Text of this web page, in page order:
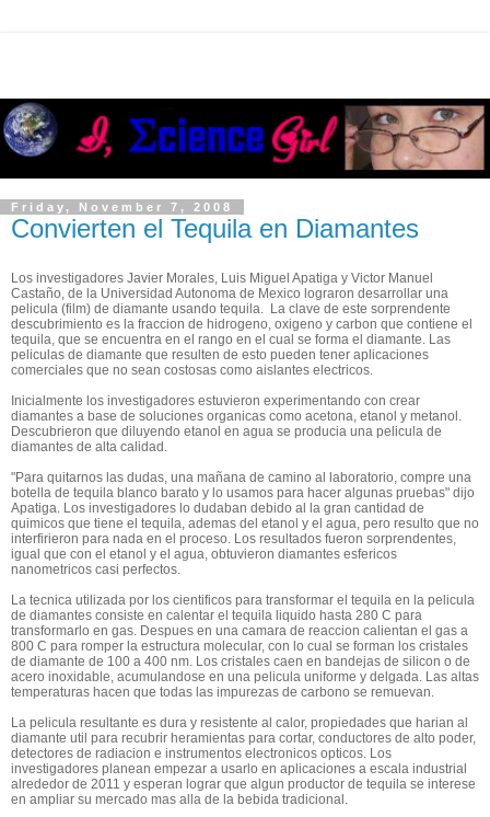
Friday, November 7, 2008
Convierten el Tequila en Diamantes
Los investigadores Javier Morales, Luis Miguel Apatiga y Victor Manuel
Castaño, de la Universidad Autonoma de Mexico lograron desarrollar una
pelicula (film) de diamante usando tequila. La clave de este sorprendente
descubrimiento es la fraccion de hidrogeno, oxigeno y carbon que contiene el
tequila, que se encuentra en el rango en el cual se forma el diamante. Las
peliculas de diamante que resulten de esto pueden tener aplicaciones
comerciales que no sean costosas como aislantes electricos.
Inicialmente los investigadores estuvieron experimentando con crear
diamantes a base de soluciones organicas como acetona, etanol y metanol.
Descubrieron que diluyendo etanol en agua se producia una pelicula de
diamantes de alta calidad.
"Para quitarnos las dudas, una mañana de camino al laboratorio, compre una
botella de tequila blanco barato y lo usamos para hacer algunas pruebas" dijo
Apatiga. Los investigadores lo dudaban debido al la gran cantidad de
quimicos que tiene el tequila, ademas del etanol y el agua, pero resulto que no
interfirieron para nada en el proceso. Los resultados fueron sorprendentes,
igual que con el etanol y el agua, obtuvieron diamantes esfericos
nanometricos casi perfectos.
La tecnica utilizada por los cientificos para transformar el tequila en la pelicula
de diamantes consiste en calentar el tequila liquido hasta 280 C para
transformarlo en gas. Despues en una camara de reaccion calientan el gas a
800 C para romper la estructura molecular, con lo cual se forman los cristales
de diamante de 100 a 400 nm. Los cristales caen en bandejas de silicon o de
acero inoxidable, acumulandose en una pelicula uniforme y delgada. Las altas
temperaturas hacen que todas las impurezas de carbono se remuevan.
La pelicula resultante es dura y resistente al calor, propiedades que harian al
diamante util para recubrir heramientas para cortar, conductores de alto poder,
detectores de radiacion e instrumentos electronicos opticos. Los
investigadores planean empezar a usarlo en aplicaciones a escala industrial
alrededor de 2011 y esperan lograr que algun productor de tequila se interese
en ampliar su mercado mas alla de la bebida tradicional.